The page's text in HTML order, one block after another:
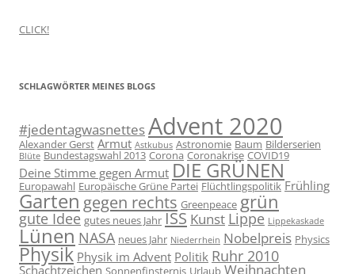
CLICK!
SCHLAGWÖRTER MEINES BLOGS
#jedentagwasnettesAdvent 2020
Alexander Gerst Armut Astkubus Astronomie Baum Bilderserien
Blüte Bundestagswahl 2013 Corona Coronakrise COVID19
Deine Stimme gegen Armut DIE GRÜNEN
Europawahl Europäische Grüne Partei Flüchtlingspolitik Frühling
Garten gegen rechts Greenpeace grün
gute Idee gutes neues Jahr ISS Kunst Lippe Lippekaskade
Lünen NASA neues Jahr Niederrhein Nobelpreis Physics
Physik Physik im Advent Politik Ruhr 2010
Schachtzeichen Sonnenfinsternis Urlaub Weihnachten